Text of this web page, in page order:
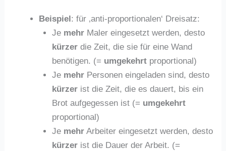
Beispiel : für ‚anti-proportionalen‘ Dreisatz:
Je mehrMaler eingesetzt werden, desto
kürzerdie Zeit, die sie für eine Wand
benötigen. (= umgekehrtproportional)
Je mehrPersonen eingeladen sind, desto
kürzerist die Zeit, die es dauert, bis ein
Brot aufgegessen ist (= umgekehrt
proportional)
Je mehrArbeiter eingesetzt werden, desto
kürzerist die Dauer der Arbeit. (=